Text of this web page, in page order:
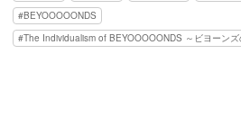
BEYOOOOONDS
The Individualism of BEYOOOOONDS ～ビヨーンズ